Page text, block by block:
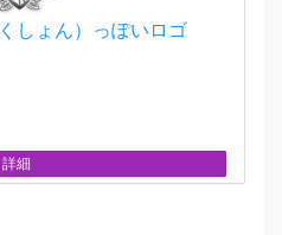
しょん）っぽいロゴ
詳細